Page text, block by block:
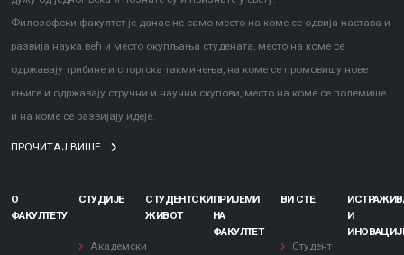
Филозофски факултет је данас не само место на коме се одвија настава и
развија наука већ и место окупљања студената, место на коме се
одржавају трибине и спортска такмичења, на коме се промовишу нове
књиге и одржавају стручни и научни скупови, место на коме се полемише
и на коме се развијају идеје.
ПРОЧИТАЈ ВИШЕ
О
ФАКУЛТЕТУ
СТУДИЈЕ
Академски
СТУДЕНТСКИ
ЖИВОТ
ПРИЈЕМИ
НА
ФАКУЛТЕТ
ВИ СТЕ
Студент
И